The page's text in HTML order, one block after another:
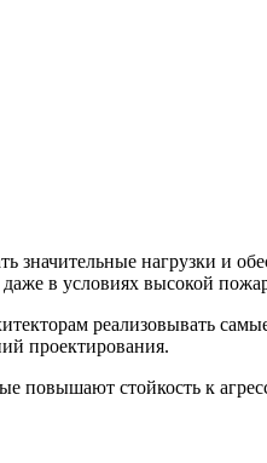
нагрузки и
в условиях высокой
реализовывать
проектирования.
стойкость к